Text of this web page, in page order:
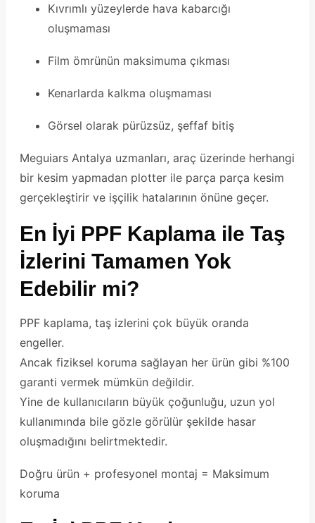
Kıvrımlı yüzeylerde hava kabarcığı
oluşmaması
Film ömrünün maksimuma çıkması
Kenarlarda kalkma oluşmaması
Görsel olarak pürüzsüz, şeffaf bitiş
Meguiars Antalya uzmanları, araç üzerinde herhangi
bir kesim yapmadan plotter ile parça parça kesim
gerçekleştirir ve işçilik hatalarının önüne geçer.
En İyi PPF Kaplama ile Taş
İzlerini Tamamen Yok
Edebilir mi?
PPF kaplama, taş izlerini çok büyük oranda
engeller.
Ancak fiziksel koruma sağlayan her ürün gibi %100
garanti vermek mümkün değildir.
Yine de kullanıcıların büyük çoğunluğu, uzun yol
kullanımında bile gözle görülür şekilde hasar
oluşmadığını belirtmektedir.
Doğru ürün + profesyonel montaj = Maksimum
koruma